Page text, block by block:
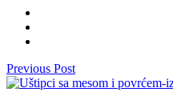
Previous Post